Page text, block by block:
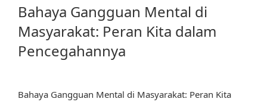
Bahaya Gangguan Mental di
Masyarakat: Peran Kita dalam
Pencegahannya
Bahaya Gangguan Mental di Masyarakat: Peran Kita